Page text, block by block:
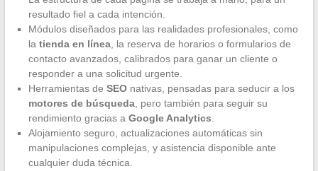
resultado fiel a cada intención.
Módulos diseñados para las realidades profesionales, como
la tienda en línea, la reserva de horarios o formularios de
contacto avanzados, calibrados para ganar un cliente o
responder a una solicitud urgente.
Herramientas de SEOnativas, pensadas para seducir a los
motores de búsqueda, pero también para seguir su
rendimiento gracias a Google Analytics
Alojamiento seguro, actualizaciones automáticas sin
manipulaciones complejas, y asistencia disponible ante
cualquier duda técnica.